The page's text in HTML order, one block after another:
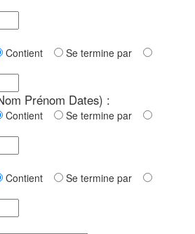
Contient
Se termine par
Prénom Dates) :
Contient
Se termine par
Contient
Se termine par